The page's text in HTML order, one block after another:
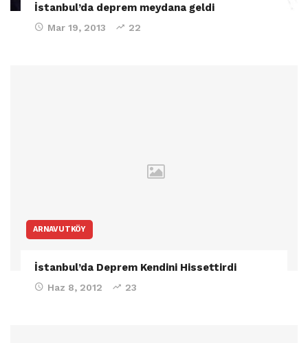
İstanbul’da deprem meydana geldi
Mar 19, 2013 22
ARNAVUTKÖY
İstanbul’da Deprem Kendini Hissettirdi
Haz 8, 2012 23